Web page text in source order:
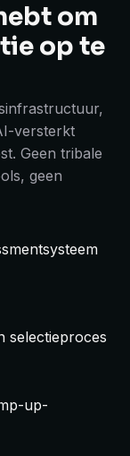
om
op te
versterkt
Geen tribale
geen
selectieproces
up-